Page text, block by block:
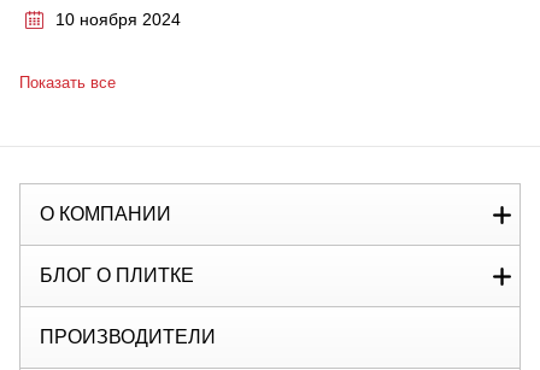
10 ноября 2024
Показать все
О КОМПАНИИ
БЛОГ О ПЛИТКЕ
ПРОИЗВОДИТЕЛИ